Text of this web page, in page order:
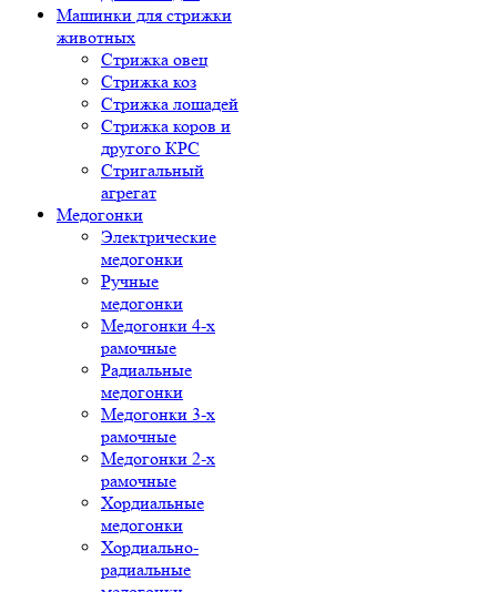
Машинки для стрижки
животных
Стрижка овец
Стрижка коз
Стрижка лошадей
Стрижка коров и
другого КРС
Стригальный
агрегат
Медогонки
Электрические
медогонки
Ручные
медогонки
Медогонки 4-х
рамочные
Радиальные
медогонки
Медогонки 3-х
рамочные
Медогонки 2-х
рамочные
Хордиальные
медогонки
Хордиально-
радиальные